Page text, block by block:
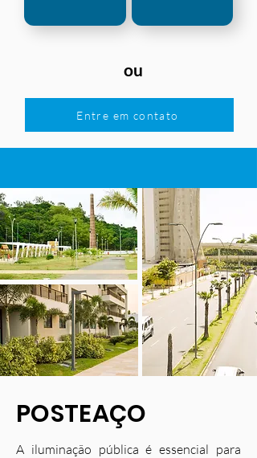
ou
Entre em contato
POSTEAÇO
A iluminação pública é essencial para